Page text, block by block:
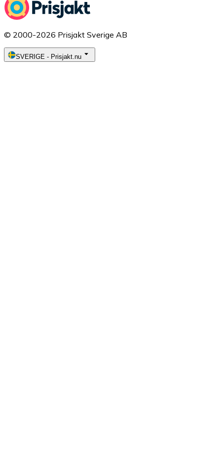
© 2000-2026 Prisjakt Sverige AB
SVERIGE - Prisjakt.nu